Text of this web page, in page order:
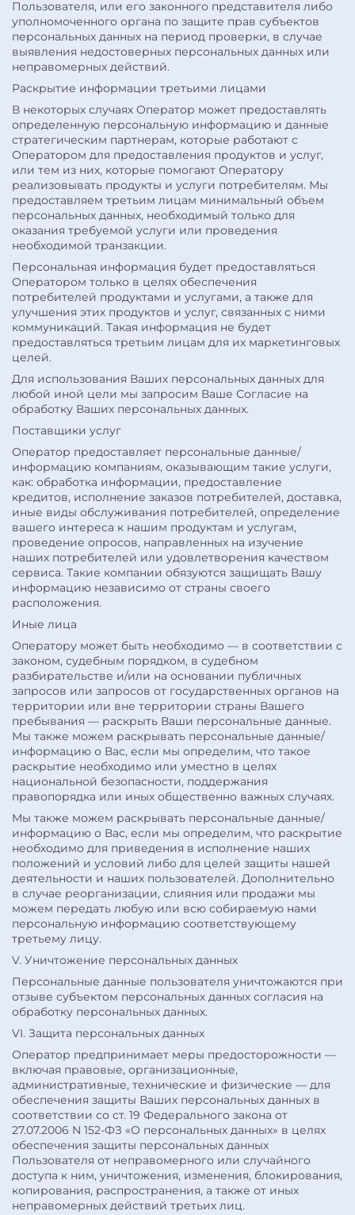
Пользователя, или его законного представителя либо
уполномоченного органа по защите прав субъектов
персональных данных на период проверки, в случае
выявления недостоверных персональных данных или
неправомерных действий.
Раскрытие информации третьими лицами
В некоторых случаях Оператор может предоставлять
определенную персональную информацию и данные
стратегическим партнерам, которые работают с
Оператором для предоставления продуктов и услуг,
или тем из них, которые помогают Оператору
реализовывать продукты и услуги потребителям. Мы
предоставляем третьим лицам минимальный объем
персональных данных, необходимый только для
оказания требуемой услуги или проведения
необходимой транзакции.
Персональная информация будет предоставляться
Оператором только в целях обеспечения
потребителей продуктами и услугами, а также для
улучшения этих продуктов и услуг, связанных с ними
коммуникаций. Такая информация не будет
предоставляться третьим лицам для их маркетинговых
целей.
Для использования Ваших персональных данных для
любой иной цели мы запросим Ваше Согласие на
обработку Ваших персональных данных.
Поставщики услуг
Оператор предоставляет персональные данные/
информацию компаниям, оказывающим такие услуги,
как: обработка информации, предоставление
кредитов, исполнение заказов потребителей, доставка,
иные виды обслуживания потребителей, определение
вашего интереса к нашим продуктам и услугам,
проведение опросов, направленных на изучение
наших потребителей или удовлетворения качеством
сервиса. Такие компании обязуются защищать Вашу
информацию независимо от страны своего
расположения.
Иные лица
Оператору может быть необходимо — в соответствии с
законом, судебным порядком, в судебном
разбирательстве и/или на основании публичных
запросов или запросов от государственных органов на
территории или вне территории страны Вашего
пребывания — раскрыть Ваши персональные данные.
Мы также можем раскрывать персональные данные/
информацию о Вас, если мы определим, что такое
раскрытие необходимо или уместно в целях
национальной безопасности, поддержания
правопорядка или иных общественно важных случаях.
Мы также можем раскрывать персональные данные/
информацию о Вас, если мы определим, что раскрытие
необходимо для приведения в исполнение наших
положений и условий либо для целей защиты нашей
деятельности и наших пользователей. Дополнительно
в случае реорганизации, слияния или продажи мы
можем передать любую или всю собираемую нами
персональную информацию соответствующему
третьему лицу.
V. Уничтожение персональных данных
Персональные данные пользователя уничтожаются при
отзыве субъектом персональных данных согласия на
обработку персональных данных.
VI. Защита персональных данных
Оператор предпринимает меры предосторожности —
включая правовые, организационные,
административные, технические и физические — для
обеспечения защиты Ваших персональных данных в
соответствии со ст. 19 Федерального закона от
27.07.2006 N 152-ФЗ «О персональных данных» в целях
обеспечения защиты персональных данных
Пользователя от неправомерного или случайного
доступа к ним, уничтожения, изменения, блокирования,
копирования, распространения, а также от иных
неправомерных действий третьих лиц.